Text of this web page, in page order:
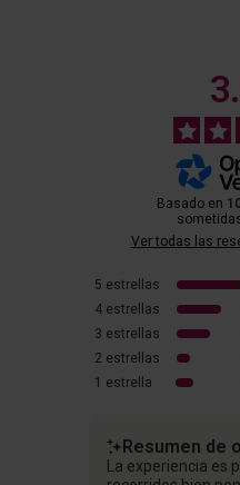
Basado en
Ver todas las
5 estrellas
4 estrellas
3 estrellas
2 estrellas
1 estrella
Resumen de
La experiencia es